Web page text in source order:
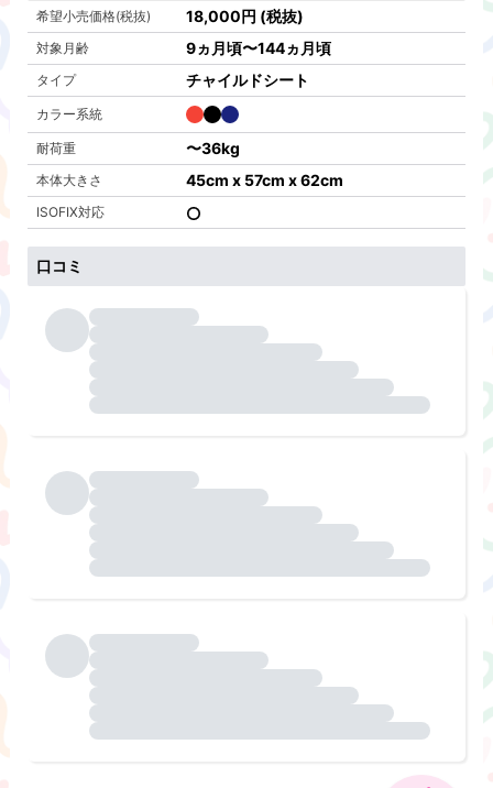
希望小売価格(税抜) 18,000円 (税抜)
対象月齢 9ヵ月頃〜144ヵ月頃
タイプ チャイルドシート
カラー系統
耐荷重 〜36kg
本体大きさ 45cm x 57cm x 62cm
ISOFIX対応
口コミ